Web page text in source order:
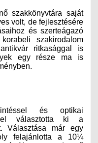
szakkönyvtára saját
volt, de fejlesztésére
és szerteágazó
szakirodalom
ritkasággal is
egy része ma is
és optikai
választotta ki a
Választása már egy
felajánlotta a 10¼